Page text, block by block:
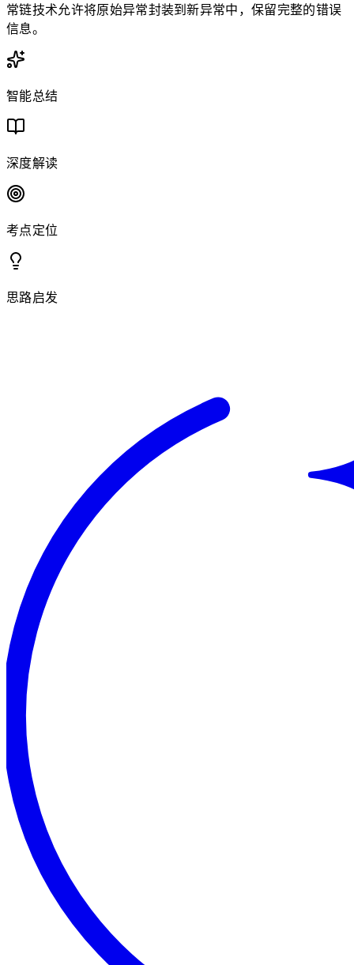
常链技术允许将原始异常封装到新异常中，保留完整的错误
信息。
智能总结
深度解读
考点定位
思路启发